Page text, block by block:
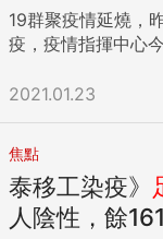
19群聚疫情延燒，
疫，疫情指揮中心
2021.01.23
焦點
泰移工染疫》
人陰性，餘